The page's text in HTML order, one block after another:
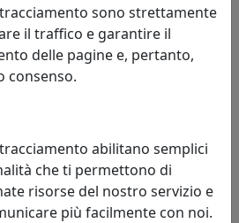
DOLL, CATALOGO BILLIANI,
sono strettamente
il traffico e garantire il
delle pagine e, pertanto,
consenso.
abilitano semplici
che ti permettono di
risorse del nostro servizio e
più facilmente con noi.